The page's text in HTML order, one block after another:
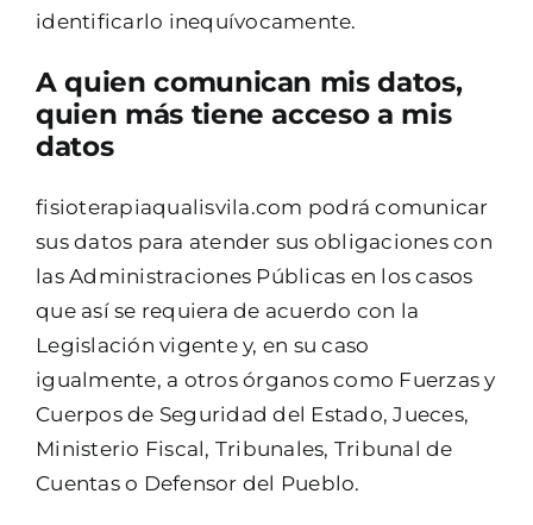
identificarlo inequívocamente.
A quien comunican mis datos,
quien más tiene acceso a mis
datos
fisioterapiaqualisvila.com podrá comunicar
sus datos para atender sus obligaciones con
las Administraciones Públicas en los casos
que así se requiera de acuerdo con la
Legislación vigente y, en su caso
igualmente, a otros órganos como Fuerzas y
Cuerpos de Seguridad del Estado, Jueces,
Ministerio Fiscal, Tribunales, Tribunal de
Cuentas o Defensor del Pueblo.